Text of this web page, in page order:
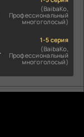
(BaibaKo,
Профессиональный
многоголосый)
1-5 серия
(BaibaKo,
Профессиональный
многоголосый)